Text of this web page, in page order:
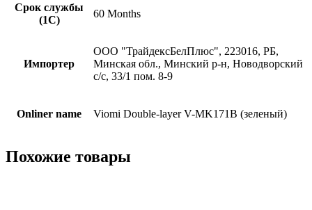
Срок службы
(1С)
60 Months
Импортер
ООО "ТрайдексБелПлюс", 223016, РБ,
Минская обл., Минский р-н, Новодворский
с/с, 33/1 пом. 8-9
Onliner name Viomi Double-layer V-MK171B (зеленый)
Похожие товары